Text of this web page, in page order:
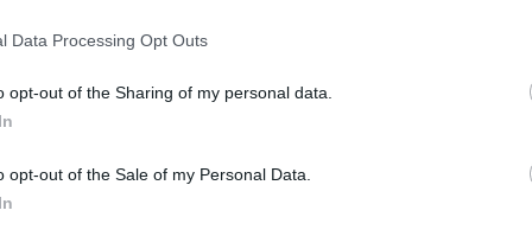
Data Processing Opt Outs
opt-out of the Sharing of my personal data.
opt-out of the Sale of my Personal Data.
από… διάλειμμα λίγων μετά, έπειτα
από τη θητεία του στην Μπάγερν
στους Μπρέικερς μετρώντας 6.9